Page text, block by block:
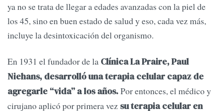
ya no se trata de llegar a edades avanzadas con la piel de
los 45, sino en buen estado de salud y eso, cada vez más,
incluye la desintoxicación del organismo.
En 1931 el fundador de la Clínica La Praire, Paul
Niehans, desarrolló una terapia celular capaz de
agregarle “vida” a los años.Por entonces, el médico y
cirujano aplicó por primera vez su terapia celular en